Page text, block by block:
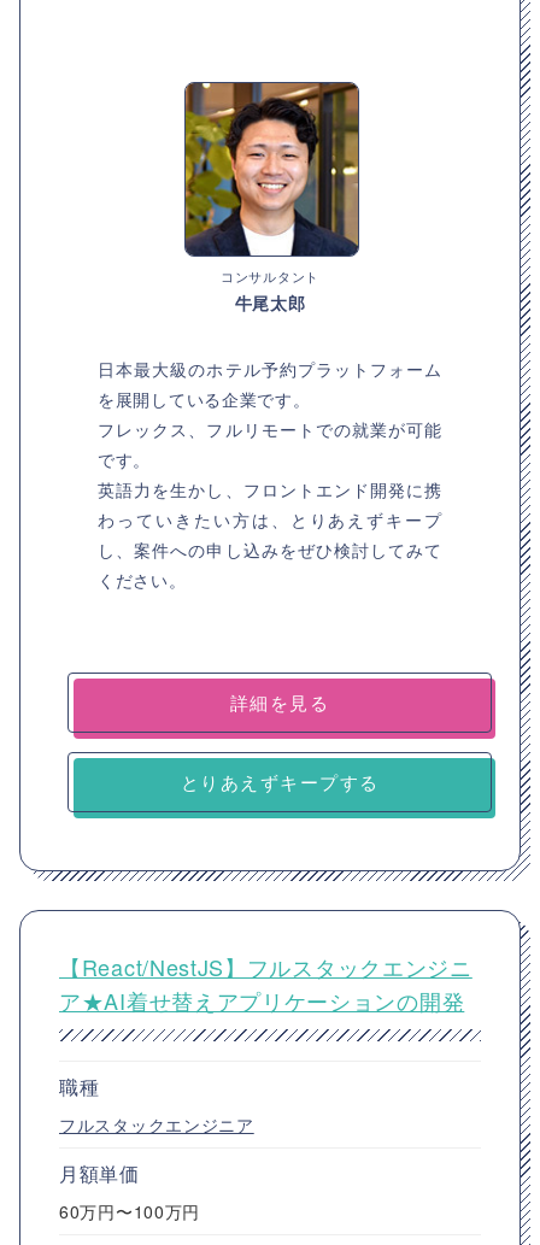
コンサルタント
牛尾太郎
日本最大級のホテル予約プラットフォーム
を展開している企業です。
フレックス、フルリモートでの就業が可能
です。
英語力を生かし、フロントエンド開発に携
わっていきたい方は、とりあえずキープ
し、案件への申し込みをぜひ検討してみて
ください。
詳細を見る
とりあえずキープする
【React/NestJS】フルスタックエンジニ
ア★AI着せ替えアプリケーションの開発
職種
フルスタックエンジニア
月額単価
60万円〜100万円